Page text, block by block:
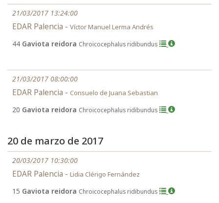
21/03/2017 13:24:00
EDAR Palencia - Víctor Manuel Lerma Andrés
44 Gaviota reidora Chroicocephalus ridibundus
21/03/2017 08:00:00
EDAR Palencia - Consuelo de Juana Sebastian
20 Gaviota reidora Chroicocephalus ridibundus
20 de marzo de 2017
20/03/2017 10:30:00
EDAR Palencia - Lidia Clérigo Fernández
15 Gaviota reidora Chroicocephalus ridibundus